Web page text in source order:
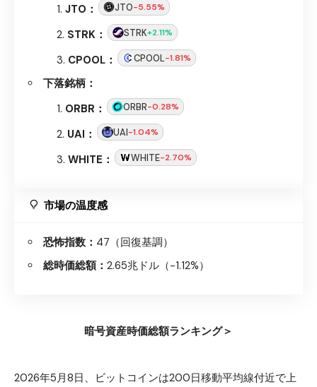
JTO：
JTO-5.55%
STRK： STRK+2.11%
CPOOL： CPOOL-1.81%
下落銘柄：
ORBR：
ORBR-0.28%
UAI： UAI-1.04%
WHITE： WHITE-2.70%
市場の温度感
恐怖指数： 47（回復基調）
総時価総額： 2.65兆ドル（-1.12%）
暗号資産時価総額ランキング＞
2026年5月8日、ビットコインは200日移動平均線付近で上